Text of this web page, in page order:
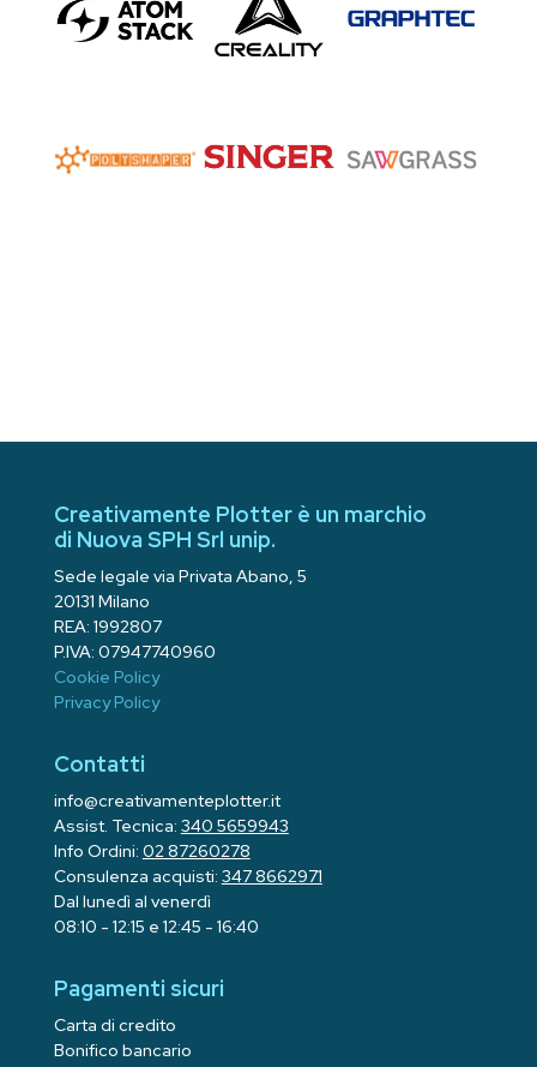
Creativamente Plotter è un marchio
di Nuova SPH Srl unip.
Sede legale via Privata Abano, 5
20131 Milano
REA: 1992807
P.IVA: 07947740960
Cookie Policy
Privacy Policy
Contatti
info@creativamenteplotter.it
Assist. Tecnica: 340 5659943
Info Ordini: 02 87260278
Consulenza acquisti: 347 8662971
Dal lunedì al venerdì
08:10 - 12:15 e 12:45 - 16:40
Pagamenti sicuri
Carta di credito
Bonifico bancario